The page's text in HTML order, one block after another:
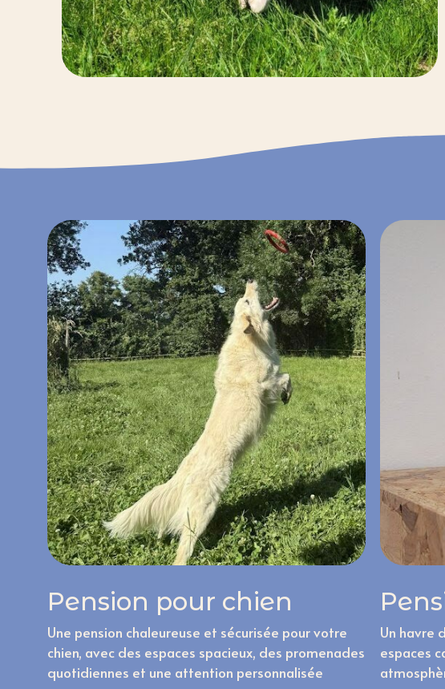
Pension pour chien
Une pension chaleureuse et sécurisée pour votre
chien, avec des espaces spacieux, des promenades
quotidiennes et une attention personnalisée
Un havre
espaces